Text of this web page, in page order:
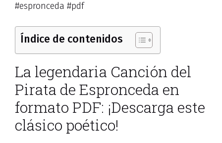
#espronceda #pdf
Índice de contenidos
La legendaria Canción del
Pirata de Espronceda en
formato PDF: ¡Descarga este
clásico poético!